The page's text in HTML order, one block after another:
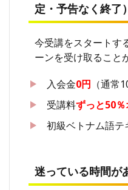
定・予告なく終了）
今受講をスタートす
ーンを受け取ること
入会金0円 （通常
受講料ずっと50％
初級ベトナム語テ
迷っている時間が